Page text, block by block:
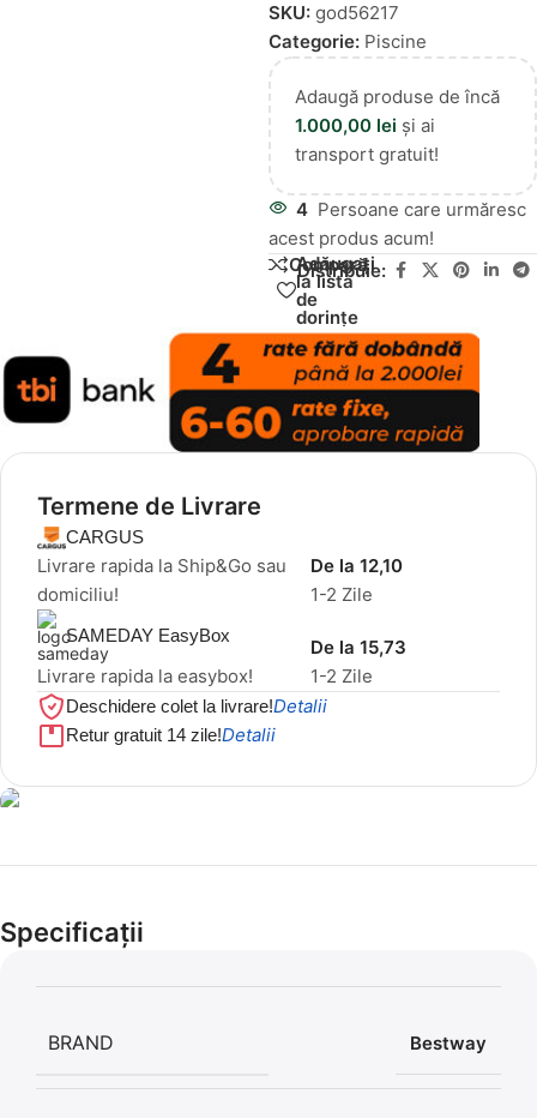
SKU: god56217
Categorie: Piscine
Adaugă produse de încă
1.000,00 lei și ai
transport gratuit!
4 Persoane care urmăresc
acest produs acum!
Compară
Adăugați
la lista
de
dorințe
Distribuie:
Termene de Livrare
CARGUS
Livrare rapida la Ship&Go sau
domiciliu!
1-2 Zile
De la 12,10
SAMEDAY EasyBox
Livrare rapida la easybox! 1-2 Zile
De la 15,73
Deschidere colet la livrare!Detalii
Retur gratuit 14 zile!Detalii
Cel mai mic preț!
56,86 LEI
Specificații
BRAND Bestway